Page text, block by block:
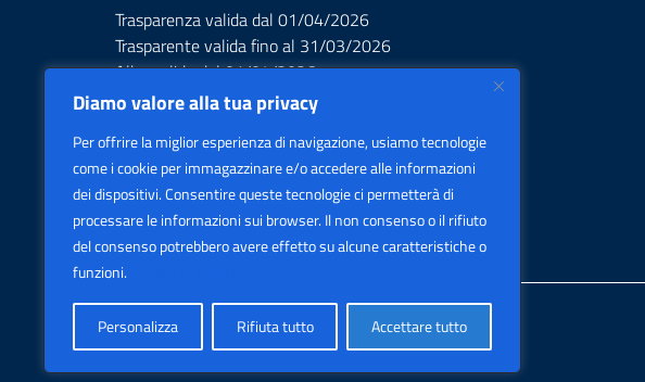
Diamo valore alla tua privacy
Per offrire la miglior esperienza di navigazione, usiamo tecnologie
come i cookie per immagazzinare e/o accedere alle informazioni
dei dispositivi. Consentire queste tecnologie ci permetterà di
processare le informazioni sui browser. Il non consenso o il rifiuto
del consenso potrebbero avere effetto su alcune caratteristiche o
funzioni.
Personalizza Rifiuta tutto Accettare tutto
Trasparenza valida dal 01/04/2026
Trasparente valida fino al 31/03/2026
Albo valido dal 01/04/2026
Albo valido fino al 31/03/2026
Accessibilità AGID Form